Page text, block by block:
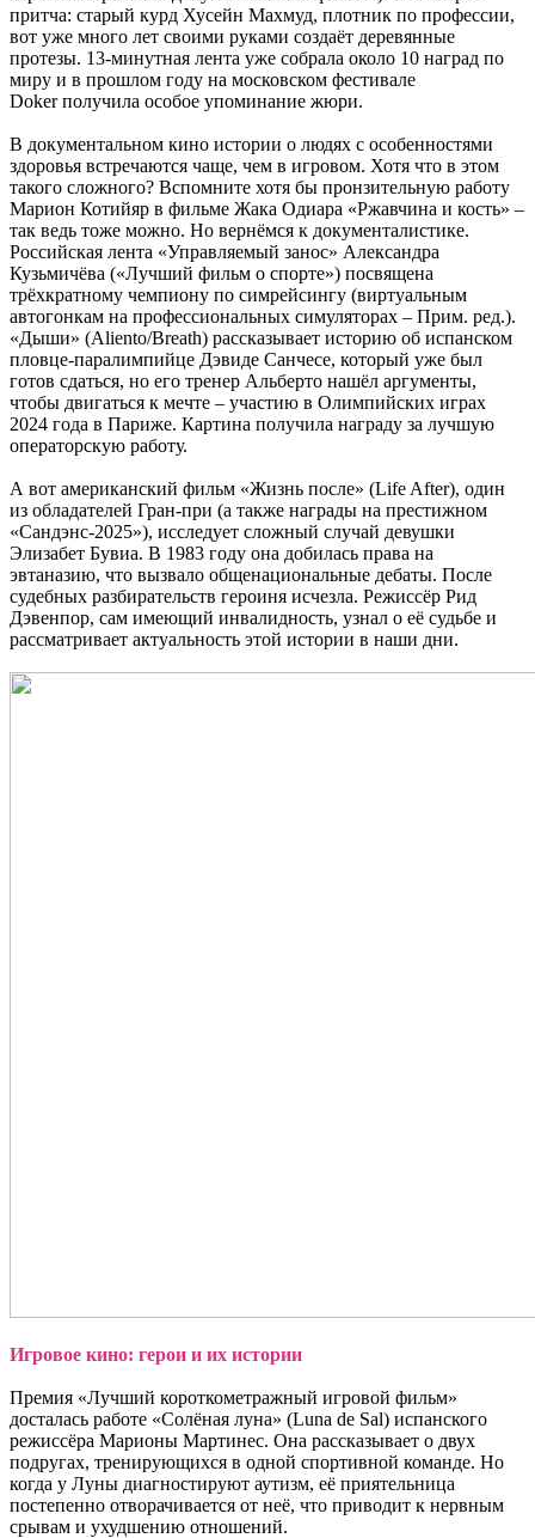
притча: старый курд Хусейн Махмуд, плотник по профессии,
вот уже много лет своими руками создаёт деревянные
протезы. 13-минутная лента уже собрала около 10 наград по
миру и в прошлом году на московском фестивале
Doker получила особое упоминание жюри.
В документальном кино истории о людях с особенностями
здоровья встречаются чаще, чем в игровом. Хотя что в этом
такого сложного? Вспомните хотя бы пронзительную работу
Марион Котийяр в фильме Жака Одиара «Ржавчина и кость» –
так ведь тоже можно. Но вернёмся к документалистике.
Российская лента «Управляемый занос» Александра
Кузьмичёва («Лучший фильм о спорте») посвящена
трёхкратному чемпиону по симрейсингу (виртуальным
автогонкам на профессиональных симуляторах – Прим. ред.).
«Дыши» (Aliento/Breath) рассказывает историю об испанском
пловце-паралимпийце Дэвиде Санчесе, который уже был
готов сдаться, но его тренер Альберто нашёл аргументы,
чтобы двигаться к мечте – участию в Олимпийских играх
2024 года в Париже. Картина получила награду за лучшую
операторскую работу.
А вот американский фильм «Жизнь после» (Life After), один
из обладателей Гран-при (а также награды на престижном
«Сандэнс-2025»), исследует сложный случай девушки
Элизабет Бувиа. В 1983 году она добилась права на
эвтаназию, что вызвало общенациональные дебаты. После
судебных разбирательств героиня исчезла. Режиссёр Рид
Дэвенпор, сам имеющий инвалидность, узнал о её судьбе и
рассматривает актуальность этой истории в наши дни.
Игровое кино: герои и их истории
Премия «Лучший короткометражный игровой фильм»
досталась работе «Солёная луна» (Luna de Sal) испанского
режиссёра Марионы Мартинес. Она рассказывает о двух
подругах, тренирующихся в одной спортивной команде. Но
когда у Луны диагностируют аутизм, её приятельница
постепенно отворачивается от неё, что приводит к нервным
срывам и ухудшению отношений.